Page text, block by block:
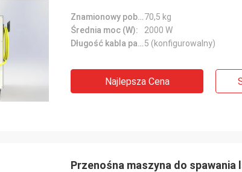
Znamionowy pobór mocy (kW):70,5 kg
Średnia moc (W):
2000 W
Długość kabla pancerza (m):5 (konfigurowalny)
Najlepsza Cena
Przenośna maszyna do